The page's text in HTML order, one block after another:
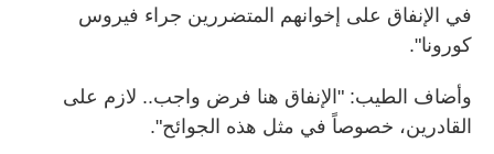
في الإنفاق على إخوانهم المتضررين جراء فيروس
كورونا".
وأضاف الطيب: "الإنفاق هنا فرض واجب.. لازم على
القادرين، خصوصاً في مثل هذه الجوائح".